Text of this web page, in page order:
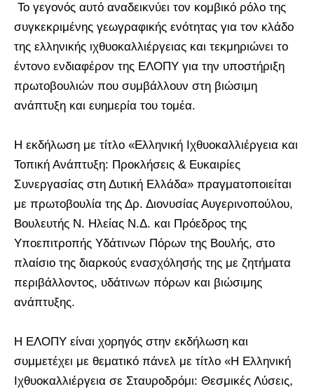
Το γεγονός αυτό αναδεικνύει τον κομβικό ρόλο της
συγκεκριμένης γεωγραφικής ενότητας για τον κλάδο
της ελληνικής ιχθυοκαλλιέργειας και τεκμηριώνει το
έντονο ενδιαφέρον της ΕΛΟΠΥ για την υποστήριξη
πρωτοβουλιών που συμβάλλουν στη βιώσιμη
ανάπτυξη και ευημερία του τομέα.
Η εκδήλωση με τίτλο «Ελληνική Ιχθυοκαλλιέργεια και
Τοπική Ανάπτυξη: Προκλήσεις & Ευκαιρίες
Συνεργασίας στη Δυτική Ελλάδα» πραγματοποιείται
με πρωτοβουλία της Δρ. Διονυσίας Αυγερινοπούλου,
Βουλευτής Ν. Ηλείας Ν.Δ. και Πρόεδρος της
Υποεπιτροπής Υδάτινων Πόρων της Βουλής, στο
πλαίσιο της διαρκούς ενασχόλησής της με ζητήματα
περιβάλλοντος, υδάτινων πόρων και βιώσιμης
ανάπτυξης.
Η ΕΛΟΠΥ είναι χορηγός στην εκδήλωση και
συμμετέχει με θεματικό πάνελ με τίτλο «Η Ελληνική
Ιχθυοκαλλιέργεια σε Σταυροδρόμι: Θεσμικές Λύσεις,